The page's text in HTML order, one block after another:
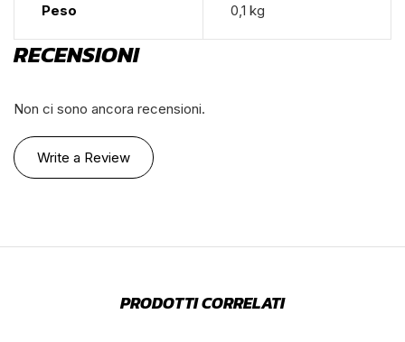
Peso 0,1 kg
RECENSIONI
Non ci sono ancora recensioni.
Write a Review
PRODOTTI CORRELATI